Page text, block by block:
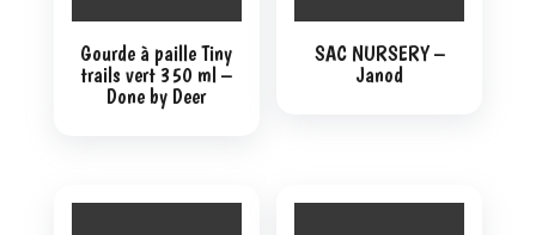
Gourde à paille Tiny
trails vert 350 ml –
Done by Deer
SAC NURSERY –
Janod